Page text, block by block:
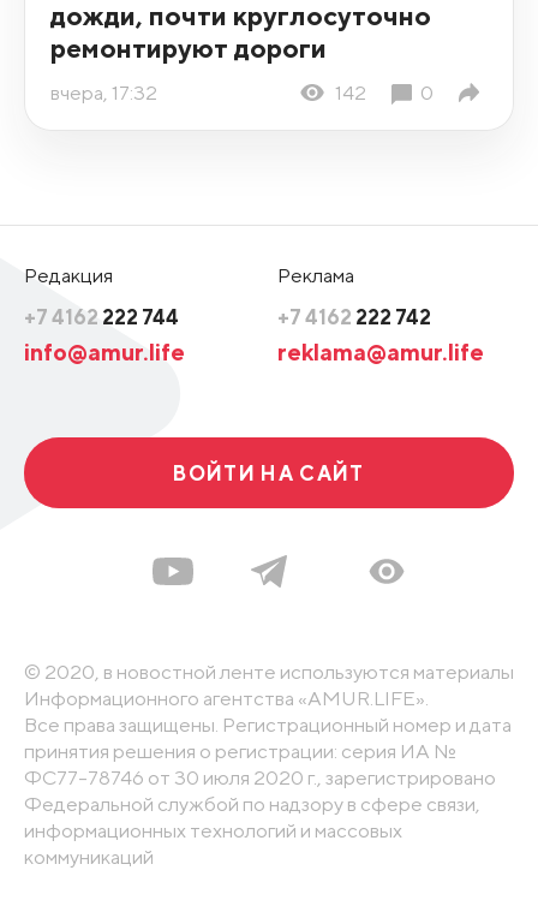
дожди, почти круглосуточно
ремонтируют дороги
вчера, 17:32 142 0
Редакция
+7 4162 222 744
info@amur.life
Реклама
+7 4162 222 742
reklama@amur.life
ВОЙТИ НА САЙТ
© 2020, в новостной ленте используются материалы
Информационного агентства «AMUR.LIFE».
Все права защищены. Регистрационный номер и дата
принятия решения о регистрации: серия ИА №
ФС77-78746 от 30 июля 2020 г., зарегистрировано
Федеральной службой по надзору в сфере связи,
информационных технологий и массовых
коммуникаций